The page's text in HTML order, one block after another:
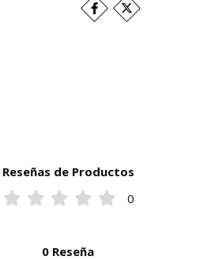
Reseñas de Productos
0
0 Reseña